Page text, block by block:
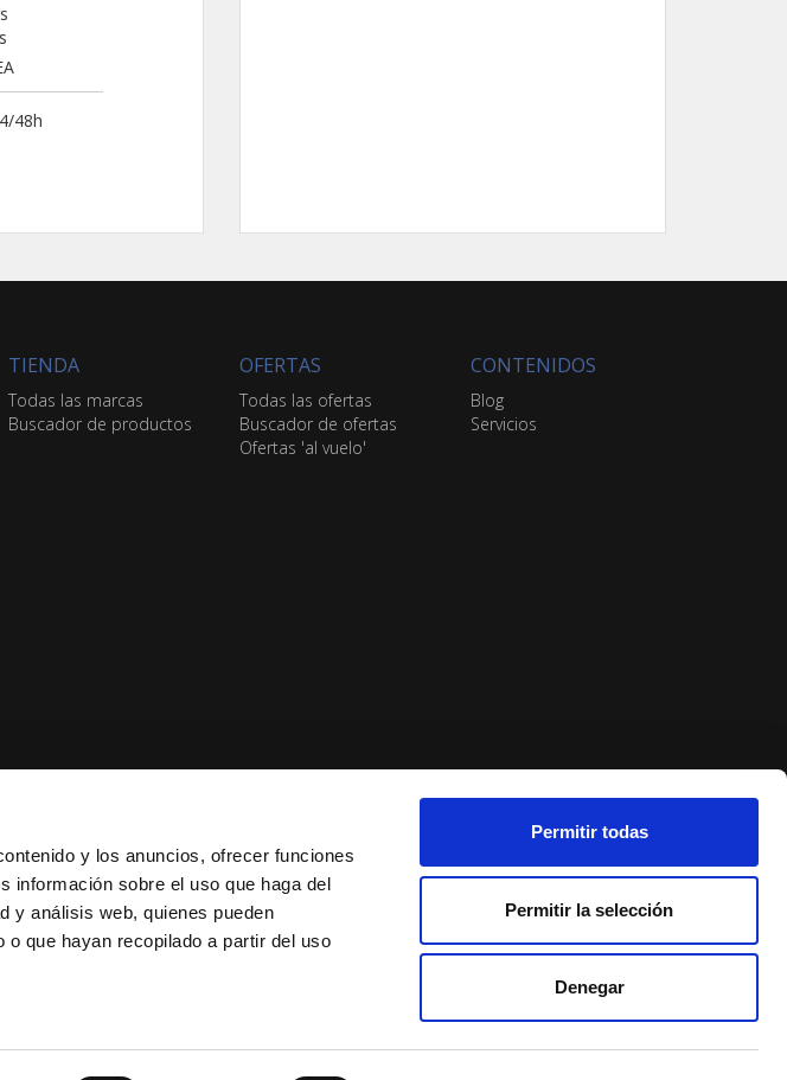
y los anuncios, ofrecer funciones
información sobre el uso que haga del
y análisis web, quienes pueden
que hayan recopilado a partir del uso
Permitir todas
Permitir la selección
Denegar
48h
TIENDA
Todas las marcas
Buscador de productos
OFERTAS
Todas las ofertas
Buscador de ofertas
Ofertas 'al vuelo'
CONTENIDOS
Blog
Servicios